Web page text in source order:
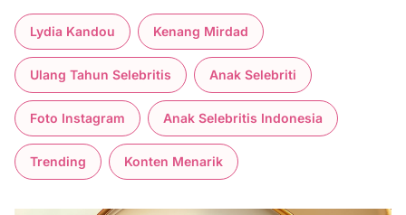
Lydia Kandou Kenang Mirdad
Ulang Tahun Selebritis Anak Selebriti
Foto Instagram Anak Selebritis Indonesia
Trending Konten Menarik